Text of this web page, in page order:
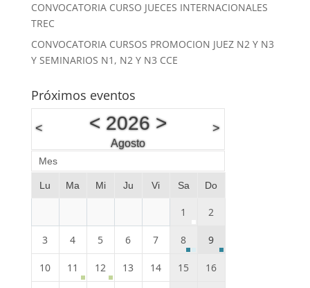
CONVOCATORIA CURSO JUECES INTERNACIONALES
TREC
CONVOCATORIA CURSOS PROMOCION JUEZ N2 Y N3
Y SEMINARIOS N1, N2 Y N3 CCE
Próximos eventos
< < 2026>
Agosto
>
Mes
Lu Ma Mi Ju Vi Sa Do
1 2
3 4 5 6 7 8 9
10 11 12 13 14 15 16